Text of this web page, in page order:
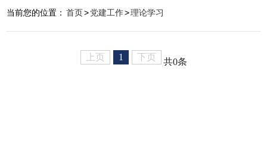
当前您的位置： 首页>党建工作>理论学习
上页 1 下页 共0条